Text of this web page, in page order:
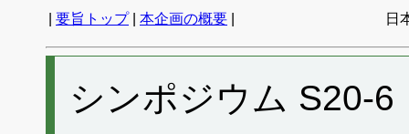
要旨トップ| 本企画の概要 日
シンポジウム S20-6